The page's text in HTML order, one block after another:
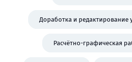
Доработка и редактирование
Расчётно-графическая